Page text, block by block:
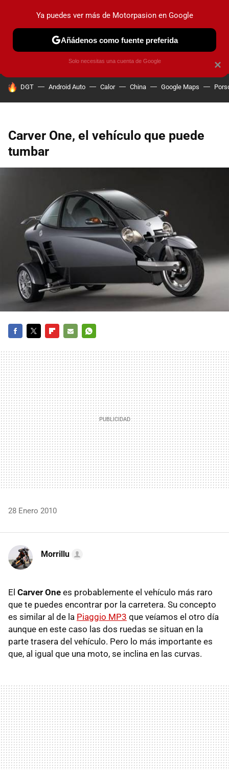
PRUEBAS COCHES ELÉCTRICOS OBSERVATORIO
HOY SE HABLA DE
DGT Android Auto Calor China Google Maps
Carver One, el vehículo que puede
tumbar
MAIL
28 Enero 2010
Morrillu
El Carver One es probablemente el vehículo más raro
que te puedes encontrar por la carretera. Su concepto
es similar al de la Piaggio MP3 que veíamos el otro día
aunque en este caso las dos ruedas se situan en la
parte trasera del vehículo. Pero lo más importante es
que, al igual que una moto, se inclina en las curvas.
×
Ya puedes ver más de Motorpasion en Google
Añádenos como fuente preferida
Solo necesitas una cuenta de Google